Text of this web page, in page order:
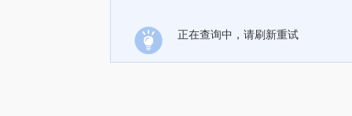
正在查询中，请刷新重试